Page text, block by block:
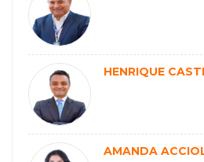
HENRIQUE
AMANDA